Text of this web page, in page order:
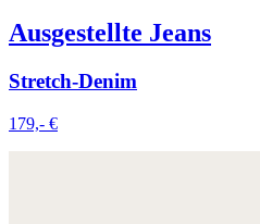
Ausgestellte Jeans
Stretch-Denim
179,- €